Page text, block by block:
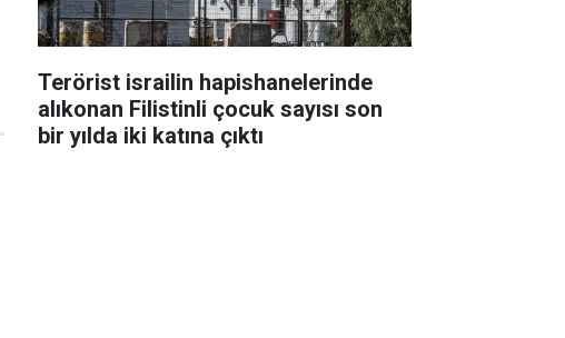
Terörist israilin hapishanelerinde
alıkonan Filistinli çocuk sayısı son
bir yılda iki katına çıktı